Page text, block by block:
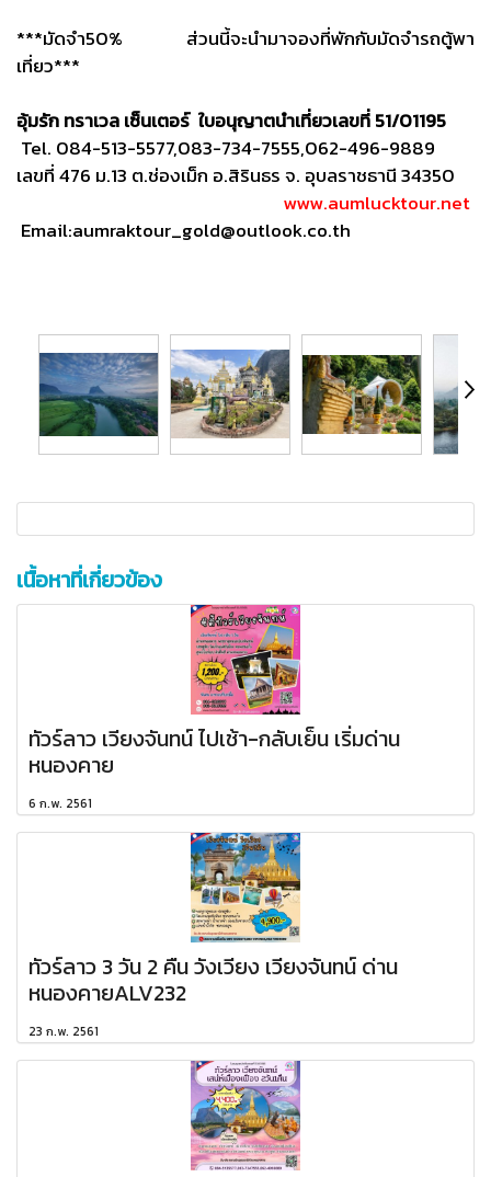
***มัดจำ50% ส่วนนี้จะนำมาจองที่พักกับมัดจำรถตู้พา
เที่ยว***
อุ้มรัก ทราเวล เซ็นเตอร์ ใบอนุญาตนำเที่ยวเลขที่ 51/01195
Tel. 084-513-5577,083-734-7555,062-496-9889
เลขที่ 476 ม.13 ต.ช่องเม็ก อ.สิรินธร จ. อุบลราชธานี 34350
www.aumlucktour.net
Email:aumraktour_gold@outlook.co.th
เนื้อหาที่เกี่ยวข้อง
ทัวร์ลาว เวียงจันทน์ ไปเช้า-กลับเย็น เริ่มด่าน
หนองคาย
6 ก.พ. 2561
ทัวร์ลาว 3 วัน 2 คืน วังเวียง เวียงจันทน์ ด่าน
หนองคายALV232
23 ก.พ. 2561